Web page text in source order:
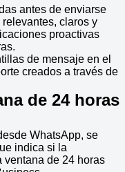
antes de enviarse
claros y
proactivas
de mensaje en el
creados a través de
de 24 horas
WhatsApp, se
indica si la
ventana de 24 horas